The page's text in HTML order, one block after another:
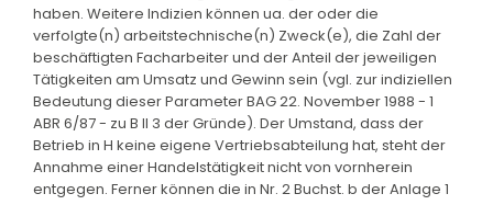
haben. Weitere Indizien können ua. der oder die
verfolgte(n) arbeitstechnische(n) Zweck(e), die Zahl der
beschäftigten Facharbeiter und der Anteil der jeweiligen
Tätigkeiten am Umsatz und Gewinn sein (vgl. zur indiziellen
Bedeutung dieser Parameter BAG 22. November 1988 - 1
ABR 6/87 - zu B II 3 der Gründe). Der Umstand, dass der
Betrieb in H keine eigene Vertriebsabteilung hat, steht der
Annahme einer Handelstätigkeit nicht von vornherein
entgegen. Ferner können die in Nr. 2 Buchst. b der Anlage 1